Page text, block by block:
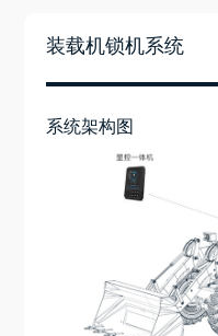
装载机锁机系统
系统架构图